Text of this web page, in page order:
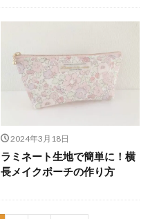
2024年3月18日
ラミネート生地で簡単に！横
長メイクポーチの作り方